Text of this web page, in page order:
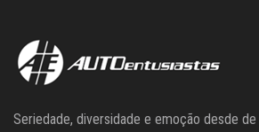
Seriedade, diversidade e emoção desde